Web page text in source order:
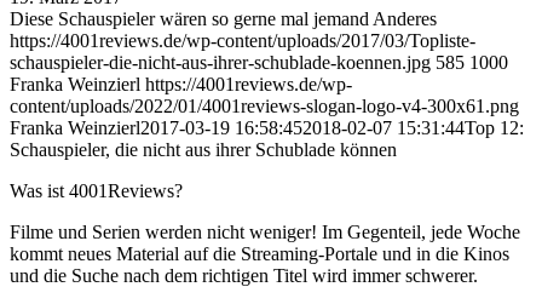
Diese Schauspieler wären so gerne mal jemand Anderes
https://4001reviews.de/wp-content/uploads/2017/03/Topliste-
schauspieler-die-nicht-aus-ihrer-schublade-koennen.jpg 585 1000
Franka Weinzierl https://4001reviews.de/wp-
content/uploads/2022/01/4001reviews-slogan-logo-v4-300x61.png
Franka Weinzierl2017-03-19 16:58:452018-02-07 15:31:44Top 12:
Schauspieler, die nicht aus ihrer Schublade können
Was ist 4001Reviews?
Filme und Serien werden nicht weniger! Im Gegenteil, jede Woche
kommt neues Material auf die Streaming-Portale und in die Kinos
und die Suche nach dem richtigen Titel wird immer schwerer.